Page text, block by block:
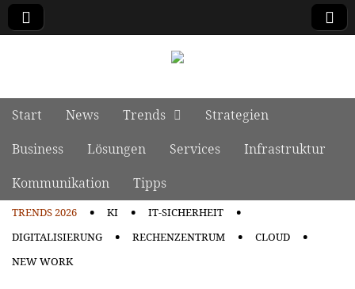
Main menu
Skip to content
Start News Trends
Strategien
Business
Lösungen Services
Infrastruktur
Kommunikation
Tipps
TRENDS 2026 KI
IT-SICHERHEIT
DIGITALISIERUNG
RECHENZENTRUM
CLOUD
NEW WORK